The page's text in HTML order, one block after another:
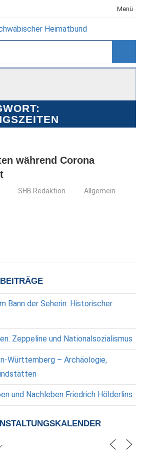
Menü
während Corona
SHB Redaktion Allgemein
Bann der Seherin. Historischer
Zeppeline und Nationalsozialismus
Württemberg – Archäologie,
und Nachleben Friedrich Hölderlins